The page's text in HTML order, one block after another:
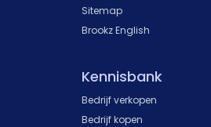
Sitemap
Brookz English
Kennisbank
Bedrijf verkopen
Bedrijf kopen